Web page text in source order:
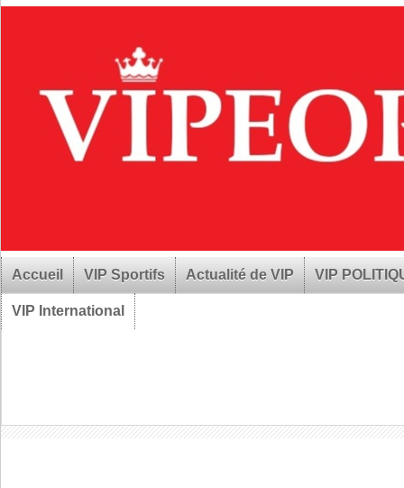
Accueil VIP Sportifs Actualité de VIP VIP
VIP International